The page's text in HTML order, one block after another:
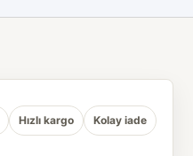
Hızlı kargo Kolay iade